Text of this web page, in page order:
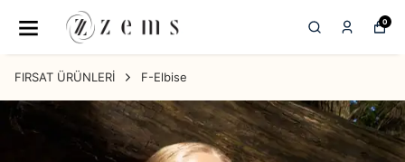
0
FIRSAT ÜRÜNLERİ F-Elbise